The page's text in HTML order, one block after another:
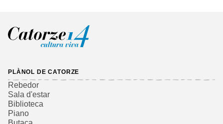
PLÀNOL DE CATORZE
Rebedor
Sala d'estar
Biblioteca
Piano